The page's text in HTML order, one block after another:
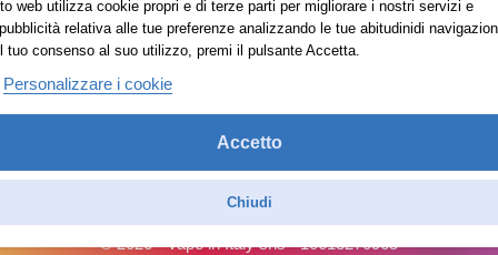
web utilizza cookie propri e di terze parti per migliorare i nostri servizi e
relativa alle tue preferenze analizzando le tue abitudinidi
tuo consenso al suo utilizzo, premi il pulsante Accetta.
Personalizzare i cookie
Accetto
Chiudi
Trovaci anche su:
© 2026 - Vape in Italy srls - 10613270965